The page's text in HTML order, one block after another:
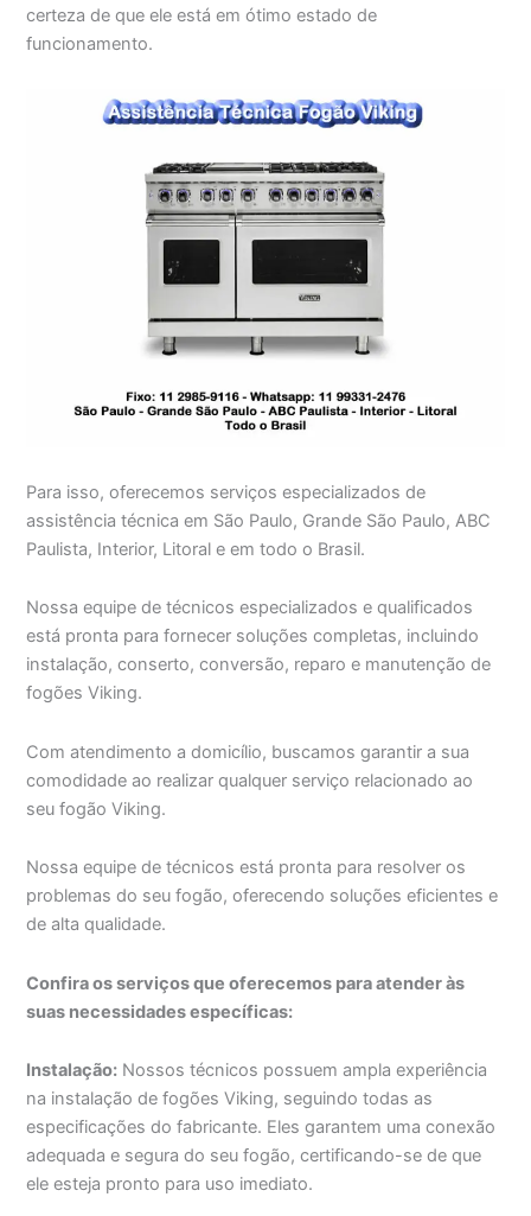
certeza de que ele está em ótimo estado de
funcionamento.
Para isso, oferecemos serviços especializados de
assistência técnica em São Paulo, Grande São Paulo, ABC
Paulista, Interior, Litoral e em todo o Brasil.
Nossa equipe de técnicos especializados e qualificados
está pronta para fornecer soluções completas, incluindo
instalação, conserto, conversão, reparo e manutenção de
fogões Viking.
Com atendimento a domicílio, buscamos garantir a sua
comodidade ao realizar qualquer serviço relacionado ao
seu fogão Viking.
Nossa equipe de técnicos está pronta para resolver os
problemas do seu fogão, oferecendo soluções eficientes e
de alta qualidade.
Confira os serviços que oferecemos para atender às
suas necessidades específicas:
Instalação: Nossos técnicos possuem ampla experiência
na instalação de fogões Viking, seguindo todas as
especificações do fabricante. Eles garantem uma conexão
adequada e segura do seu fogão, certificando-se de que
ele esteja pronto para uso imediato.